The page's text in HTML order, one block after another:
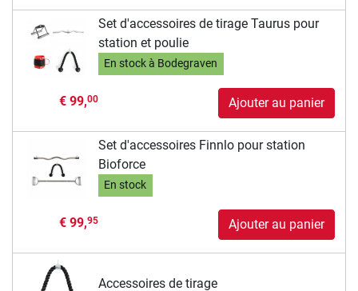
Set d'accessoires de tirage Taurus pour
station et poulie
En stock à Bodegraven
€ 99,00 Ajouter au panier
Set d'accessoires Finnlo pour station
Bioforce
En stock
€ 99,95 Ajouter au panier
Accessoires de tirage